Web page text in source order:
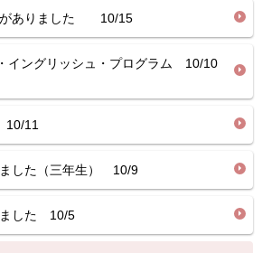
ありました 10/15
イングリッシュ・プログラム 10/10
11
した（三年生） 10/9
ました 10/5